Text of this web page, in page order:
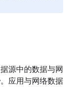
源中的数据与网
。应用与网络数据